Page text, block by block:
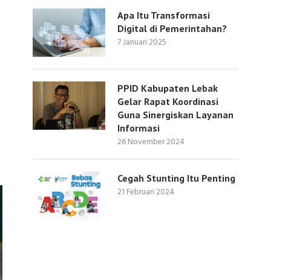
Apa Itu Transformasi
Digital di Pemerintahan?
7 Januari 2025
PPID Kabupaten Lebak
Gelar Rapat Koordinasi
Guna Sinergiskan Layanan
Informasi
26 November 2024
Cegah Stunting Itu Penting
21 Februari 2024